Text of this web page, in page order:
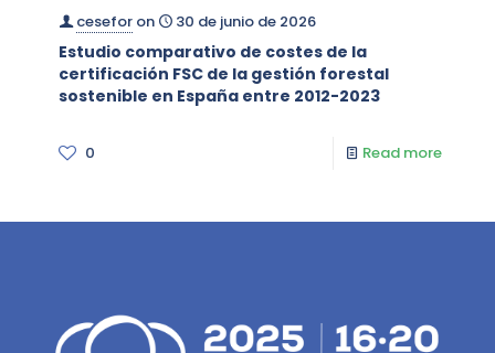
cesefor on 30 de junio de 2026
Estudio comparativo de costes de la
certificación FSC de la gestión forestal
sostenible en España entre 2012-2023
0 Read more